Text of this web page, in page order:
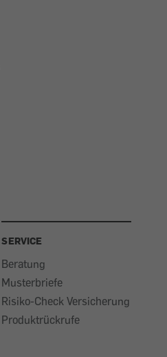
SERVICE
Beratung
Musterbriefe
Risiko-Check Versicherung
Produktrückrufe